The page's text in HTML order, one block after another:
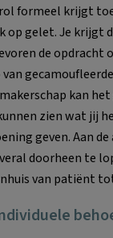
formeel krijgt
op gelet. Je krijgt
de opdracht
van
kan
zien wat jij
geven. Aan
doorheen te
van patiënt